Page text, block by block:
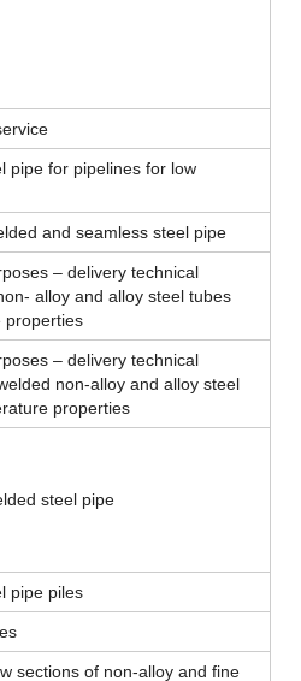
pipe for pipelines for low
and seamless steel pipe
– delivery technical
alloy and alloy steel tubes
properties
– delivery technical
non-alloy and alloy steel
properties
steel pipe
pipe piles
sections of non-alloy and fine